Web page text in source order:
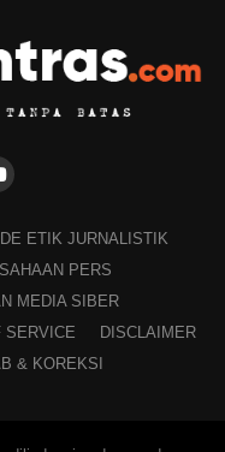
ETIK JURNALISTIK
PERS
MEDIA SIBER
SERVICE
DISCLAIMER
& KOREKSI